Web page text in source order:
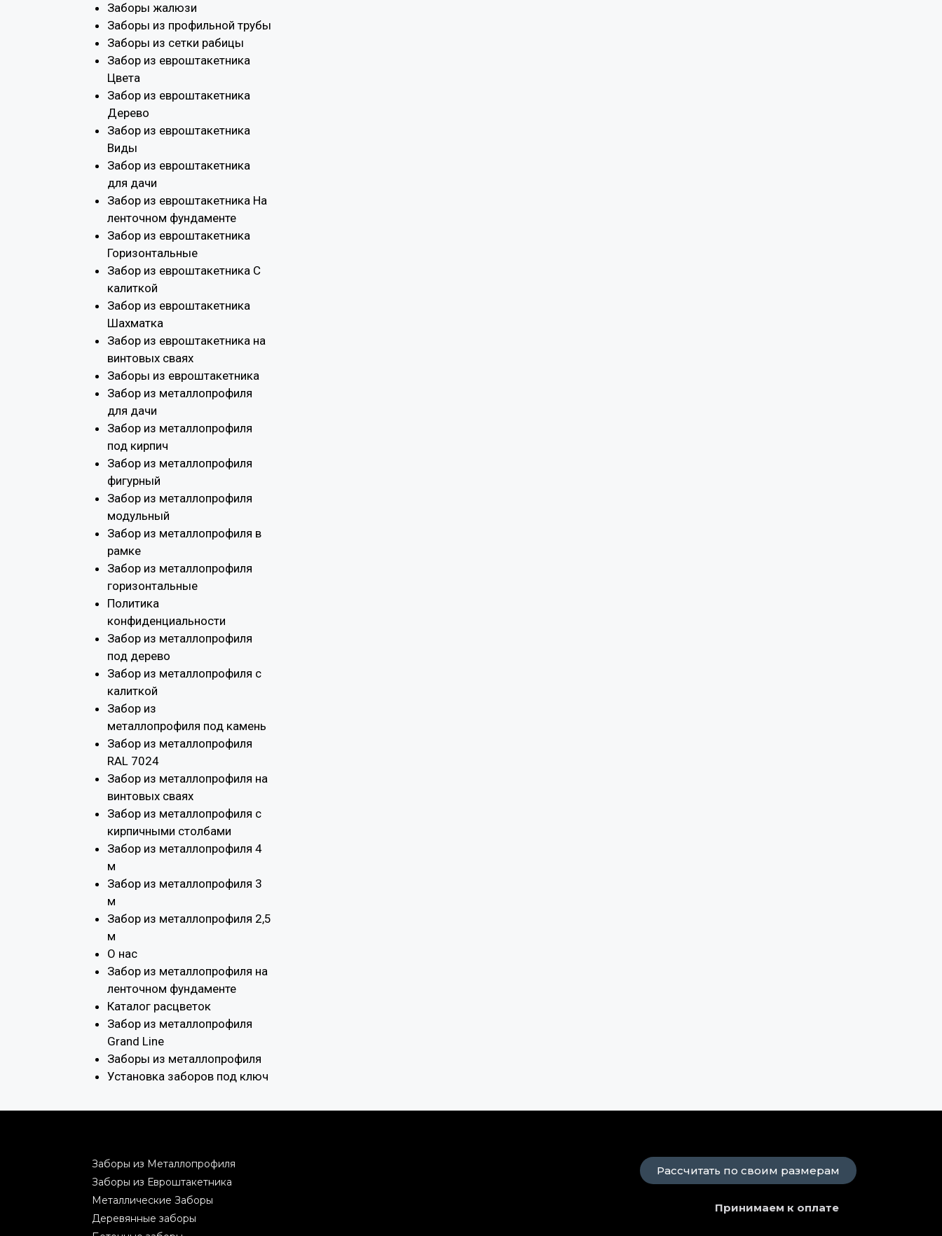
Заборы жалюзи
Заборы из профильной трубы
Заборы из сетки рабицы
Забор из евроштакетника
Цвета
Забор из евроштакетника
Дерево
Забор из евроштакетника
Виды
Забор из евроштакетника
для дачи
Забор из евроштакетника На
ленточном фундаменте
Забор из евроштакетника
Горизонтальные
Забор из евроштакетника С
калиткой
Забор из евроштакетника
Шахматка
Забор из евроштакетника на
винтовых сваях
Заборы из евроштакетника
Забор из металлопрофиля
для дачи
Забор из металлопрофиля
под кирпич
Забор из металлопрофиля
фигурный
Забор из металлопрофиля
модульный
Забор из металлопрофиля в
рамке
Забор из металлопрофиля
горизонтальные
Политика
конфиденциальности
Забор из металлопрофиля
под дерево
Забор из металлопрофиля с
калиткой
Забор из
металлопрофиля под камень
Забор из металлопрофиля
RAL 7024
Забор из металлопрофиля на
винтовых сваях
Забор из металлопрофиля с
кирпичными столбами
Забор из металлопрофиля 4
м
Забор из металлопрофиля 3
м
Забор из металлопрофиля 2,5
м
О нас
Забор из металлопрофиля на
ленточном фундаменте
Каталог расцветок
Забор из металлопрофиля
Grand Line
Заборы из металлопрофиля
Установка заборов под ключ
Заборы из Металлопрофиля
Заборы из Евроштакетника
Металлические Заборы
Деревянные заборы
Рассчитать по своим размерам
Принимаем к оплате